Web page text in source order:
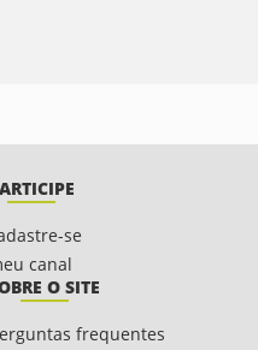
se
canal
O SITE
frequentes